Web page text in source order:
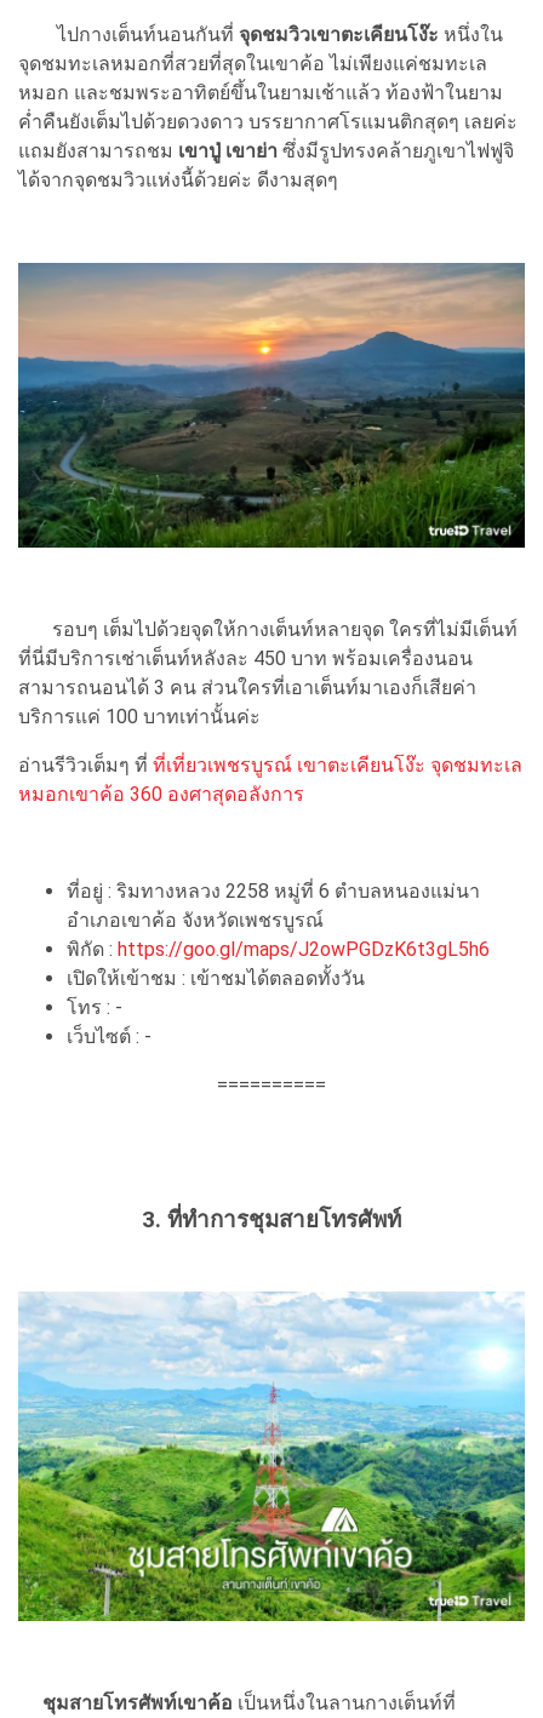
ไปกางเต็นท์นอนกันที่ จุดชมวิวเขาตะเคียนโง๊ะ หนึ่งใน
จุดชมทะเลหมอกที่สวยที่สุดในเขาค้อ ไม่เพียงแค่ชมทะเล
หมอก และชมพระอาทิตย์ขึ้นในยามเช้าแล้ว ท้องฟ้าในยาม
ค่ำคืนยังเต็มไปด้วยดวงดาว บรรยากาศโรแมนติกสุดๆ เลยค่ะ
แถมยังสามารถชม เขาปู่ เขาย่า ซึ่งมีรูปทรงคล้ายภูเขาไฟฟูจิ
ได้จากจุดชมวิวแห่งนี้ด้วยค่ะ ดีงามสุดๆ
รอบๆ เต็มไปด้วยจุดให้กางเต็นท์หลายจุด ใครที่ไม่มีเต็นท์
ที่นี่มีบริการเช่าเต็นท์หลังละ 450 บาท พร้อมเครื่องนอน
สามารถนอนได้ 3 คน ส่วนใครที่เอาเต็นท์มาเองก็เสียค่า
บริการแค่ 100 บาทเท่านั้นค่ะ
อ่านรีวิวเต็มๆ ที่ ที่เที่ยวเพชรบูรณ์ เขาตะเคียนโง๊ะ จุดชมทะเล
หมอกเขาค้อ 360 องศาสุดอลังการ
ที่อยู่ : ริมทางหลวง 2258 หมู่ที่ 6 ตำบลหนองแม่นา
อำเภอเขาค้อ จังหวัดเพชรบูรณ์
พิกัด : https://goo.gl/maps/J2owPGDzK6t3gL5h6
เปิดให้เข้าชม : เข้าชมได้ตลอดทั้งวัน
โทร : -
เว็บไซต์ : -
==========
3. ที่ทำการชุมสายโทรศัพท์
ชุมสายโทรศัพท์เขาค้อ เป็นหนึ่งในลานกางเต็นท์ที่